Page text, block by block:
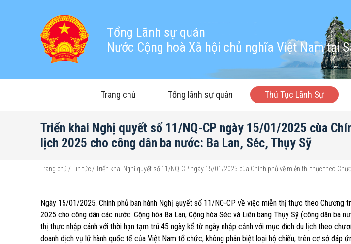
Tổng Lãnh sự quán
Nước Cộng hoà Xã hội chủ nghĩa Việt Nam tại
Trang chủ Tổng lãnh sự quán Thủ Tục Lãnh Sự
Triển khai Nghị quyết số 11/NQ-CP ngày 15/01/2025 cùa
lịch 2025 cho công dân ba nước: Ba Lan, Séc, Thụy Sỹ
Trang chủ /Tin tức /Triển khai Nghị quyết số 11/NQ-CP ngày 15/01/2025 cùa Chính phủ về miễn thị thực theo
Ngày 15/01/2025, Chính phủ ban hành Nghị ąuyết số 11/NQ-CP về việc miễn thị thực theo Chương
2025 cho công dân các nước: Cộng hòa Ba Lan, Cộng hòa Séc và Liên bang Thụy Sỹ (công dân ba
thị thực nhập cánh với thời hạn tạm trú 45 ngày kể từ ngày nhập cảnh với mục đích du lịch theo
doanh dịch vụ lữ hành quốc tế của Việt Nam tổ chức, không phân biệt loại hộ chiếu, trên cơ sở đáp